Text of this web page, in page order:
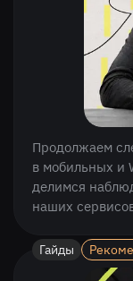
Продолжаем
в мобильных и
делимся
наших
Гайды